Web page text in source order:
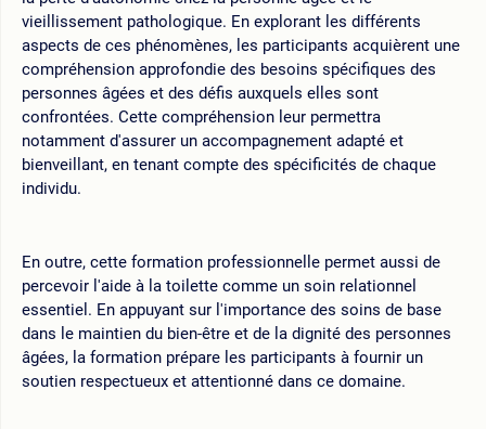
vieillissement pathologique. En explorant les différents
aspects de ces phénomènes, les participants acquièrent une
compréhension approfondie des besoins spécifiques des
personnes âgées et des défis auxquels elles sont
confrontées. Cette compréhension leur permettra
notamment d'assurer un accompagnement adapté et
bienveillant, en tenant compte des spécificités de chaque
individu.
En outre, cette formation professionnelle permet aussi de
percevoir l'aide à la toilette comme un soin relationnel
essentiel. En appuyant sur l'importance des soins de base
dans le maintien du bien-être et de la dignité des personnes
âgées, la formation prépare les participants à fournir un
soutien respectueux et attentionné dans ce domaine.